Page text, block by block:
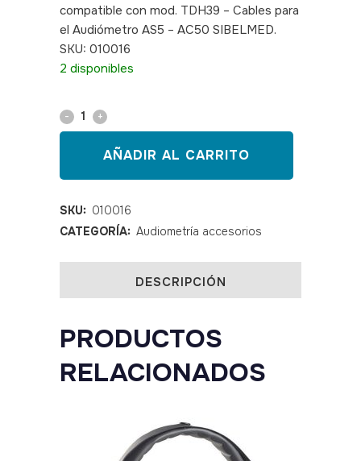
compatible con mod. TDH39 – Cables para
el Audiómetro AS5 – AC50 SIBELMED.
SKU: 010016
2 disponibles
Cable
audiómetro
quantity
AÑADIR AL CARRITO
SKU: 010016
CATEGORÍA: Audiometría accesorios
DESCRIPCIÓN
PRODUCTOS
RELACIONADOS